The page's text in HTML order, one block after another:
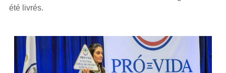
été livrés.